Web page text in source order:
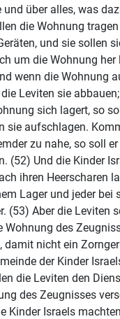
und über alles, was
die Wohnung
und sie sollen
um die Wohnung her
wenn die Wohnung
Leviten sie
sich lagert, so
sie aufschlagen.
zu nahe, so soll
(52) Und die Kinder
ihren Heerscharen
Lager und jeder bei
(53) Aber die Leviten
Wohnung des
damit nicht ein
der Kinder
die Leviten den
des Zeugnisses
Kinder Israels